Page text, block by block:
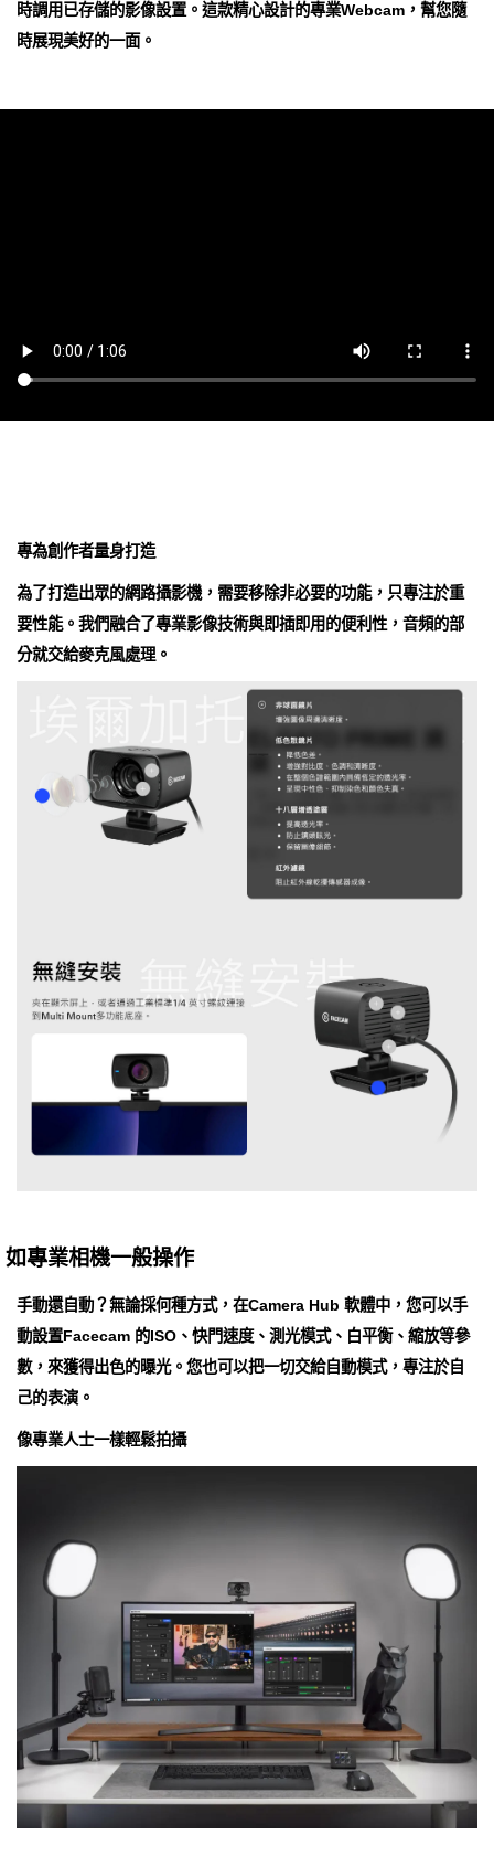
時調用已存儲的影像設置。這款精心設計的專業Webcam，幫您隨
時展現美好的一面。
專為創作者量身打造
為了打造出眾的網路攝影機，需要移除非必要的功能，只專注於重
要性能。我們融合了專業影像技術與即插即用的便利性，音頻的部
分就交給麥克風處理。
如專業相機一般操作
手動還自動？無論採何種方式，在Camera Hub 軟體中，您可以手
動設置Facecam 的ISO、快門速度、測光模式、白平衡、縮放等參
數，來獲得出色的曝光。您也可以把一切交給自動模式，專注於自
己的表演。
像專業人士一樣輕鬆拍攝